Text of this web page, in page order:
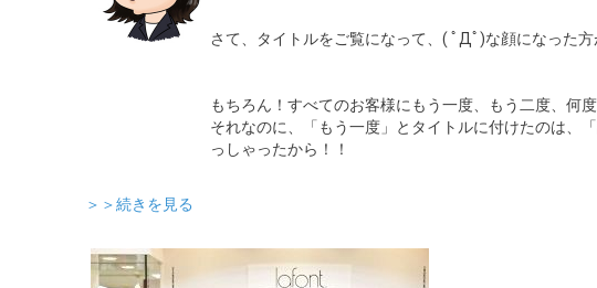
さて、タイトルをご覧になって、( ﾟДﾟ)な顔になった
もちろん！すべてのお客様にもう一度、もう二度、何
それなのに、「もう一度」とタイトルに付けたのは、
っしゃったから！！
＞＞続きを見る